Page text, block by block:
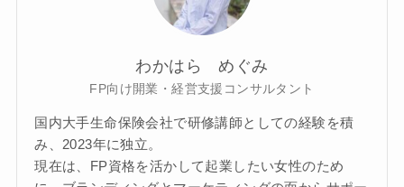
わかはら めぐみ
FP向け開業・経営支援コンサルタント
国内大手生命保険会社で研修講師としての経験を積
み、2023年に独立。
現在は、FP資格を活かして起業したい女性のため